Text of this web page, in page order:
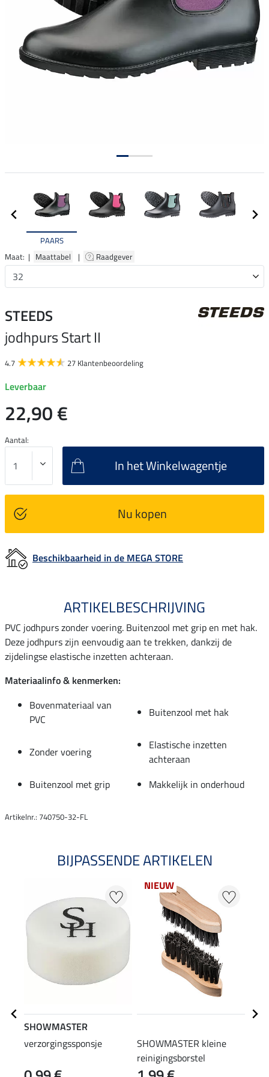
PAARS
Maat: | Maattabel | Raadgever
STEEDS
jodhpurs Start II
4.7 27 Klantenbeoordeling
Leverbaar
22,90 €
Aantal:
In het Winkelwagentje
Nu kopen
Beschikbaarheid in de MEGA STORE
ARTIKELBESCHRIJVING
PVC jodhpurs zonder voering. Buitenzool met grip en met hak.
Deze jodhpurs zijn eenvoudig aan te trekken, dankzij de
zijdelingse elastische inzetten achteraan.
Materiaalinfo & kenmerken:
Bovenmateriaal van
PVC
Buitenzool met hak
Zonder voering
Elastische inzetten
achteraan
Buitenzool met grip
Makkelijk in onderhoud
Artikelnr.: 740750-32-FL
BIJPASSENDE ARTIKELEN
SHOWMASTER
verzorgingssponsje
NIEUW
SHOWMASTER kleine
reinigingsborstel